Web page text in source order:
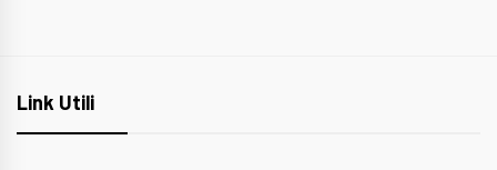
Link Utili